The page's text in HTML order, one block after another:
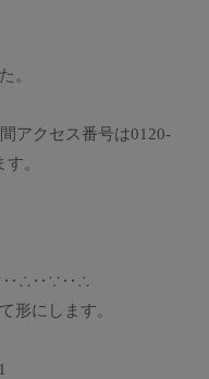
。
アクセス番号は0120-
。
形にします。